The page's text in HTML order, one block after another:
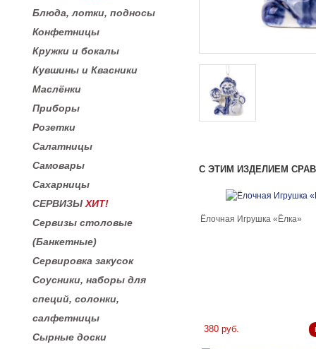
Блюда, лотки, подносы
Конфетницы
Кружки и бокалы
Кувшины и Квасники
Маслёнки
Приборы
Розетки
Салатницы
Самовары
Сахарницы
СЕРВИЗЫ ХИТ!
Сервизы столовые
(Банкетные)
Сервировка закусок
Соусники, наборы для
специй, солонки,
салфетницы
Сырные доски
С ЭТИМ ИЗДЕЛИЕМ
Ёлочная Игрушка «Ёлка»
380 руб.